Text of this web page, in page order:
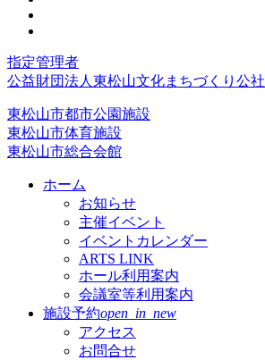
指定管理者
公益財団法人東松山文化まちづくり公社
東松山市都市公園施設
東松山市体育施設
東松山市総合会館
ホーム
お知らせ
主催イベント
イベントカレンダー
ARTS LINK
ホール利用案内
会議室等利用案内
施設予約open_in_new
アクセス
お問合せ